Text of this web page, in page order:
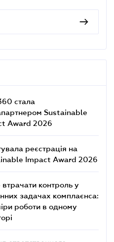
стала
Sustainable
Award 2026
реєстрація на
Impact Award 2026
контроль у
задачах комплаєнса:
роботи в одному